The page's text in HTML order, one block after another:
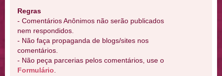
Regras
- Comentários Anônimos não serão publicados
nem respondidos.
- Não faça propaganda de blogs/sites nos
comentários.
- Não peça parcerias pelos comentários, use o
Formulário